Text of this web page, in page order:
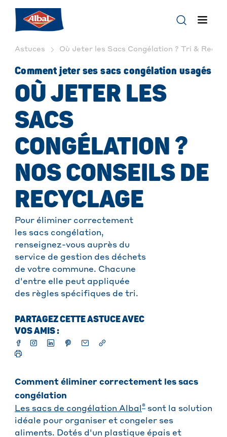
Astuces Où Jeter les Sacs Congélation ? Tri &
Comment jeter ses sacs congélation usagés
OÙ JETER LES
SACS
CONGÉLATION ?
NOS CONSEILS DE
RECYCLAGE
Pour éliminer correctement
les sacs congélation,
renseignez-vous auprès du
service de gestion des déchets
de votre commune. Chacune
d'entre elle peut appliquée
des règles spécifiques de tri.
PARTAGEZ CETTE ASTUCE AVEC
VOS AMIS :
Comment éliminer correctement les sacs
congélation
Les sacs de congélation Albal ® sont la solution
idéale pour organiser et congeler ses
aliments. Dotés d'un plastique épais et